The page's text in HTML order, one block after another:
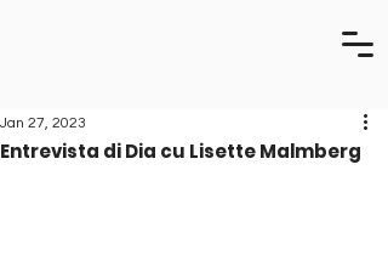
Entrevista di Dia cu Lisette Malmberg
Jan 27, 2023